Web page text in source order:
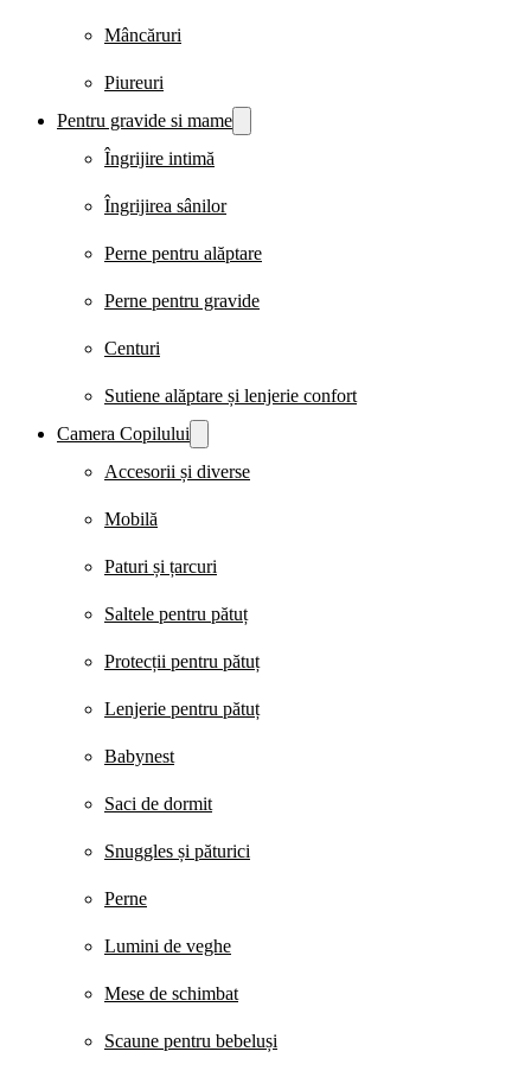
Mâncăruri
Piureuri
Pentru gravide si mame
Îngrijire intimă
Îngrijirea sânilor
Perne pentru alăptare
Perne pentru gravide
Centuri
Sutiene alăptare și lenjerie confort
Camera Copilului
Accesorii și diverse
Mobilă
Paturi și țarcuri
Saltele pentru pătuț
Protecții pentru pătuț
Lenjerie pentru pătuț
Babynest
Saci de dormit
Snuggles și păturici
Perne
Lumini de veghe
Mese de schimbat
Scaune pentru bebeluși